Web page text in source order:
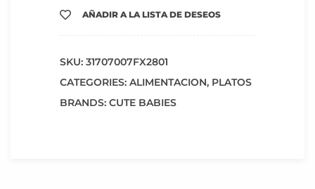
AÑADIR A LA LISTA DE DESEOS
SKU: 31707007FX2801
CATEGORIES: ALIMENTACION, PLATOS
BRANDS: CUTE BABIES